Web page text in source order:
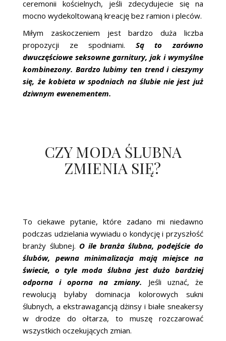
ceremonii kościelnych, jeśli zdecydujecie się na
mocno wydekoltowaną kreację bez ramion i pleców.
Miłym zaskoczeniem jest bardzo duża liczba
propozycji ze spodniami. Są to zarówno
dwuczęściowe seksowne garnitury, jak i wymyślne
kombinezony. Bardzo lubimy ten trend i cieszymy
się, że kobieta w spodniach na ślubie nie jest już
dziwnym ewenementem.
CZY MODA ŚLUBNA
ZMIENIA SIĘ?
To ciekawe pytanie, które zadano mi niedawno
podczas udzielania wywiadu o kondycję i przyszłość
branży ślubnej. O ile branża ślubna, podejście do
ślubów, pewna minimalizacja mają miejsce na
świecie, o tyle moda ślubna jest dużo bardziej
odporna i oporna na zmiany. Jeśli uznać, że
rewolucją byłaby dominacja kolorowych sukni
ślubnych, a ekstrawagancją dżinsy i białe sneakersy
w drodze do ołtarza, to muszę rozczarować
wszystkich oczekujących zmian.